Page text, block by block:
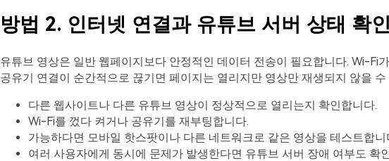
방법 2. 인터넷 연결과 유튜브 서버 상태 확
유튜브 영상은 일반 웹페이지보다 안정적인 데이터 전송이 필요합니다. Wi-Fi
공유기 연결이 순간적으로 끊기면 페이지는 열리지만 영상만 재생되지 않을 수
다른 웹사이트나 다른 유튜브 영상이 정상적으로 열리는지 확인합니다.
Wi-Fi를 껐다 켜거나 공유기를 재부팅합니다.
가능하다면 모바일 핫스팟이나 다른 네트워크로 같은 영상을 테스트합니
여러 사용자에게 동시에 문제가 발생한다면 유튜브 서버 장애 여부도 확